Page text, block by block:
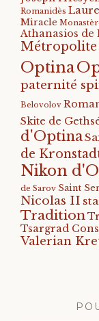
Romanidès
Miracle
Athanasios de
Métropolite
Optina
paternité
Belovolov
Skite de
d'Optina
de
Nikon
de Sarov Saint
Nicolas II
Tradition
Tsargrad
Valerian